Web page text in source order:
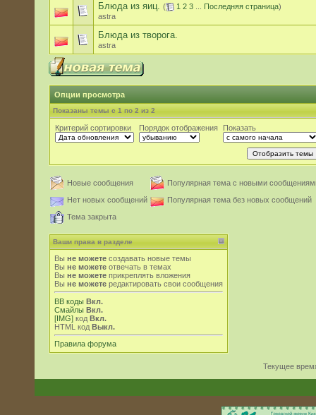
Блюда из яиц. ( 1 2 3 Последняя страница)
astra
Блюда из творога.
astra
Опции просмотра
Показаны темы с 1 по 2 из 2
Критерий сортировки Порядок отображения Показать
Новые сообщения
Популярная тема с новыми
Нет новых сообщений
Популярная тема без новых сообщений
Тема закрыта
Ваши права в разделе
Вы не можете создавать новые темы
Вы не можете отвечать в темах
Вы не можете прикреплять вложения
Вы не можете редактировать свои сообщения
BB коды Вкл.
Смайлы Вкл.
[IMG] код Вкл.
HTML код Выкл.
Правила форума
Текущее